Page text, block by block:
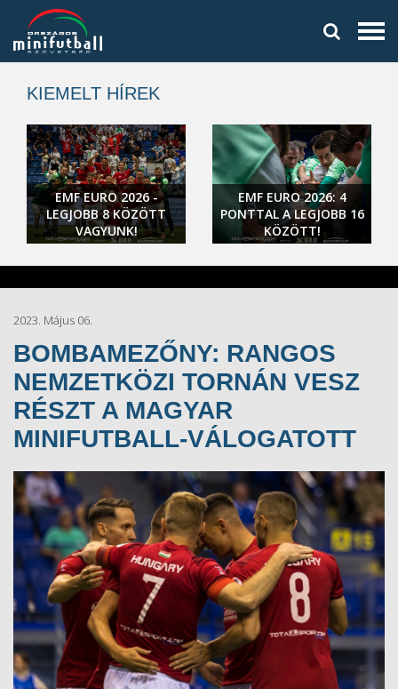
KIEMELT HÍREK
EMF EURO 2026 -
LEGJOBB 8 KÖZÖTT
VAGYUNK!
EMF EURO 2026: 4
PONTTAL A LEGJOBB 16
KÖZÖTT!
2023. Május 06.
BOMBAMEZŐNY: RANGOS
NEMZETKÖZI TORNÁN VESZ
RÉSZT A MAGYAR
MINIFUTBALL-VÁLOGATOTT